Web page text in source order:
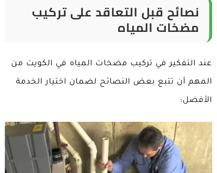
نصائح قبل التعاقد على تركيب
مضخات المياه
عند التفكير في تركيب مضخات المياه في الكويت من
المهم أن تتبع بعض النصائح لضمان اختيار الخدمة
الأفضل: